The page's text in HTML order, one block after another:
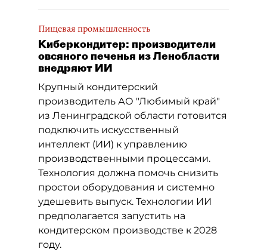
Пищевая промышленность
Киберкондитер: производители
овсяного печенья из Ленобласти
внедряют ИИ
Крупный кондитерский
производитель АО "Любимый край"
из Ленинградской области готовится
подключить искусственный
интеллект (ИИ) к управлению
производственными процессами.
Технология должна помочь снизить
простои оборудования и системно
удешевить выпуск. Технологии ИИ
предполагается запустить на
кондитерском производстве к 2028
году.